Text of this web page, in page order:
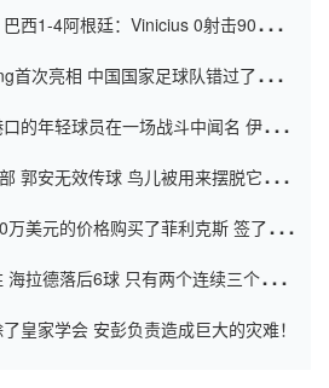
西1-4阿根廷：Vinicius 0射击90分钟
首次亮相 中国国家足球队错过了世界
的年轻球员在一场战斗中闻名 伊万放
郭安无效传球 鸟儿被用来摆脱它
美元的价格购买了菲利克斯 签了7年
拉德落后6球 只有两个连续三个连续
皇家学会 安彭负责造成巨大的灾难！